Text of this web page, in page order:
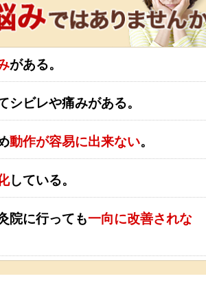
がある。
シビレや痛みがある。
動作が容易に出来ない。
している。
院に行っても一向に改善されな